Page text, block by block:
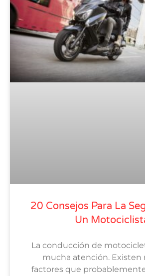
20 Consejos Para La
Un
La conducción de
mucha atención. Existen
factores que